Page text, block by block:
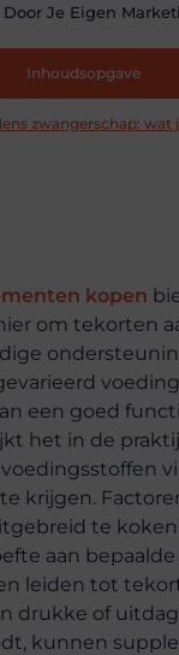
Je Eigen
Inhoudsopgave
zwangerschap: wat
kopen
om tekorten
een goed
het in de
krijgen.
te koken
aan
leiden tot
drukke of
kunnen